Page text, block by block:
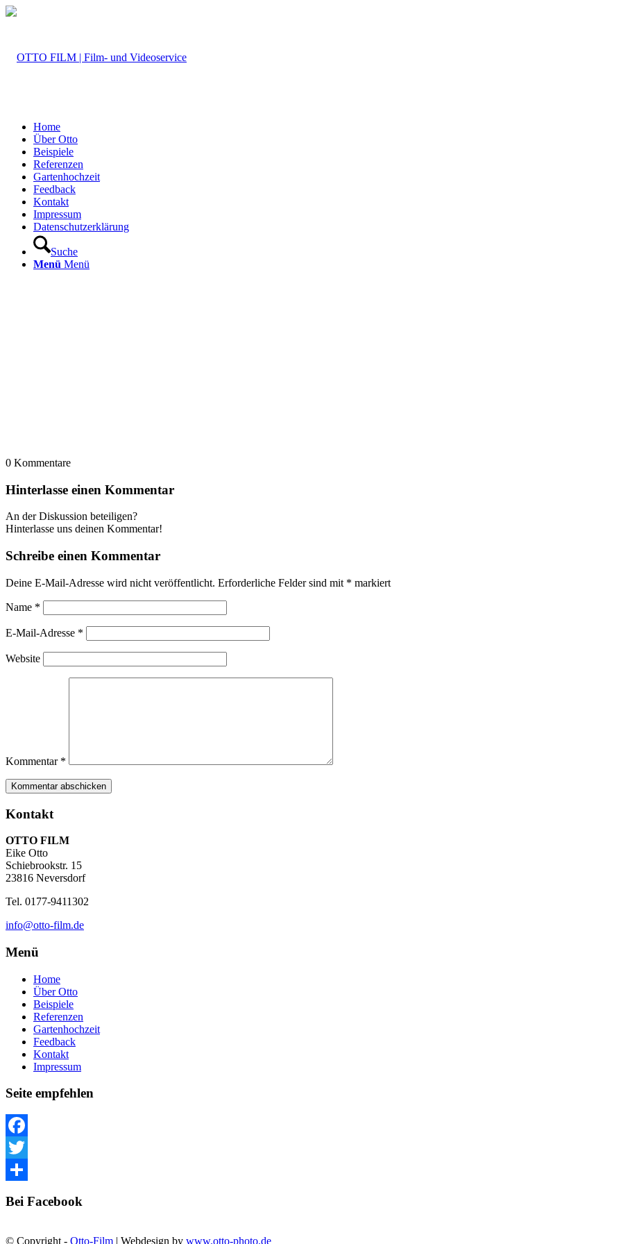
Home
Über Otto
Beispiele
Referenzen
Gartenhochzeit
Feedback
Kontakt
Impressum
Datenschutzerklärung
Suche
Menü Menü
0 Kommentare
Hinterlasse einen Kommentar
An der Diskussion beteiligen?
Hinterlasse uns deinen Kommentar!
Schreibe einen Kommentar
Deine E-Mail-Adresse wird nicht veröffentlicht. Erforderliche Felder sind mit * markiert
Name *
E-Mail-Adresse *
Website
Kommentar *
Kontakt
OTTO FILM
Eike Otto
Schiebrookstr. 15
23816 Neversdorf
Tel. 0177-9411302
info@otto-film.de
Menü
Home
Über Otto
Beispiele
Referenzen
Gartenhochzeit
Feedback
Kontakt
Impressum
Seite empfehlen
Facebook
Twitter
Bei Facebook
© Copyright - Otto-Film | Webdesign by www.otto-photo.de